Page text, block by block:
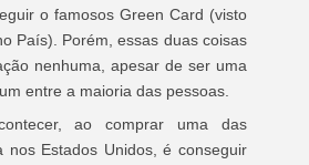
o famosos Green Card (visto
País). Porém, essas duas coisas
nenhuma, apesar de ser uma
entre a maioria das pessoas.
ao comprar uma das
nos Estados Unidos, é conseguir